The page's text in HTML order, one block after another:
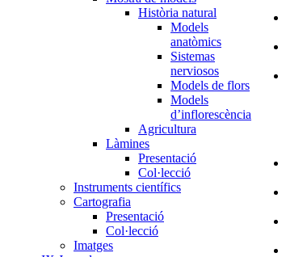
Història natural
Models
anatòmics
Sistemas
nerviosos
Models de flors
Models
d’inflorescència
Agricultura
Làmines
Presentació
Col·lecció
Instruments científics
Cartografia
Presentació
Col·lecció
Imatges